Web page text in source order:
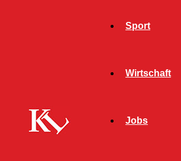
Sport
Wirtschaft
Jobs